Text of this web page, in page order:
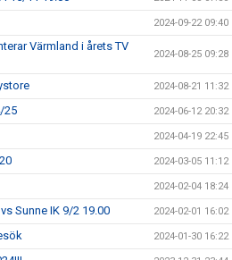
2024-09-22 09:40
Värmland i årets TV
2024-08-25 09:28
2024-08-21 11:32
25 2024-06-12 20:32
2024-04-19 22:45
2024-03-05 11:12
2024-02-04 18:24
Sunne IK 9/2 19.00 2024-02-01 16:02
2024-01-30 16:22